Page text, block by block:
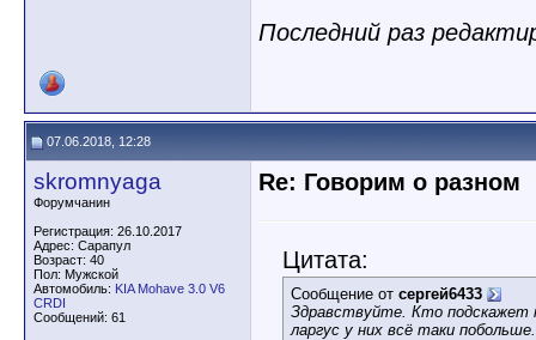
Последний раз
07.06.2018, 12:28
skromnyaga
Форумчанин
Регистрация: 26.10.2017
Адрес: Сарапул
Возраст: 40
Пол: Мужской
Автомобиль: KIA Mohave 3.0 V6
CRDI
Сообщений: 61
Re: Говорим о разном
Цитата:
Сообщение от сергей6433
Здравствуйте. Кто подскажет
ларгус у них всё таки